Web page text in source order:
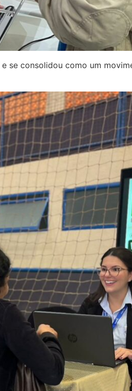
se consolidou como um